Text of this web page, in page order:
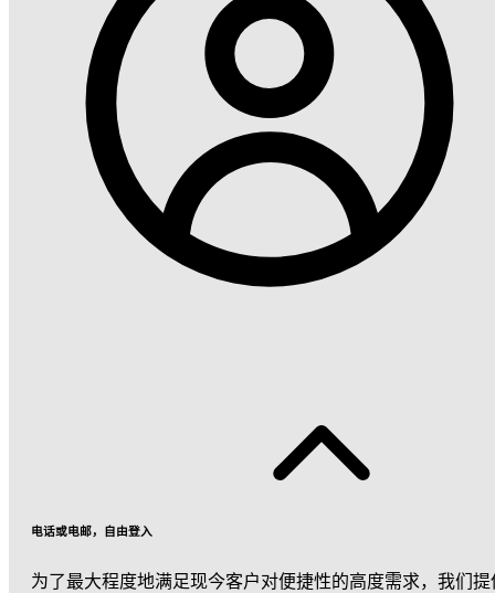
电话或电邮，自由登入
为了最大程度地满足现今客户对便捷性的高度需求，我们提